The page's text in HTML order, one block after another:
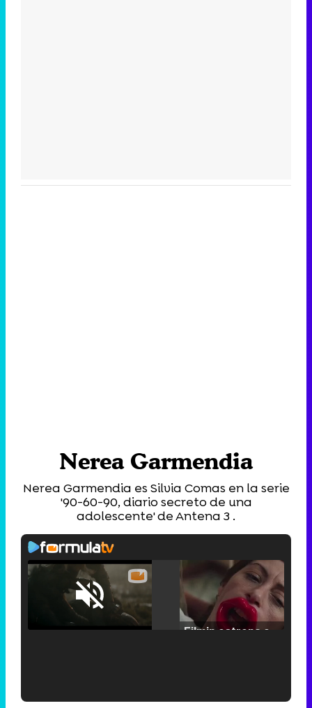
Nerea Garmendia
Nerea Garmendia es Silvia Comas en la serie
'90-60-90, diario secreto de una
adolescente' de Antena 3 .
Unmute /
Loaded :